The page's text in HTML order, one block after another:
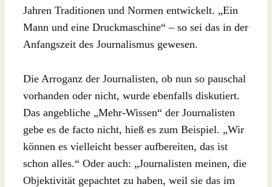
Jahren Traditionen und Normen entwickelt. „Ein
Mann und eine Druckmaschine“ – so sei das in der
Anfangszeit des Journalismus gewesen.
Die Arroganz der Journalisten, ob nun so pauschal
vorhanden oder nicht, wurde ebenfalls diskutiert.
Das angebliche „Mehr-Wissen“ der Journalisten
gebe es de facto nicht, hieß es zum Beispiel. „Wir
können es vielleicht besser aufbereiten, das ist
schon alles.“ Oder auch: „Journalisten meinen, die
Objektivität gepachtet zu haben, weil sie das im